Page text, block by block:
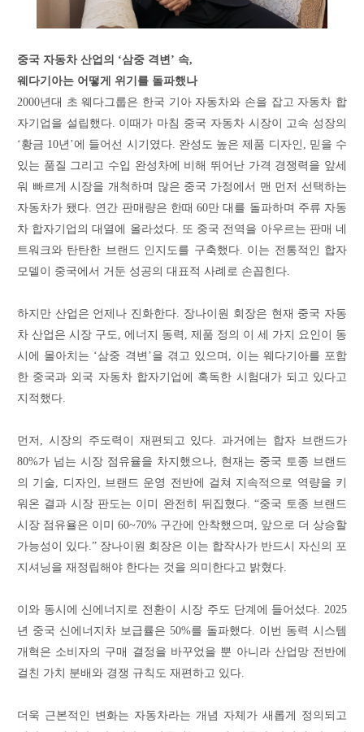
중국 자동차 산업의 ‘삼중 격변’ 속,
웨다기아는 어떻게 위기를 돌파했나
2000년대 초 웨다그룹은 한국 기아 자동차와 손을 잡고 자동차 합
자기업을 설립했다. 이때가 마침 중국 자동차 시장이 고속 성장의
‘황금 10년’에 들어선 시기였다. 완성도 높은 제품 디자인, 믿을 수
있는 품질 그리고 수입 완성차에 비해 뛰어난 가격 경쟁력을 앞세
워 빠르게 시장을 개척하며 많은 중국 가정에서 맨 먼저 선택하는
자동차가 됐다. 연간 판매량은 한때 60만 대를 돌파하며 주류 자동
차 합자기업의 대열에 올라섰다. 또 중국 전역을 아우르는 판매 네
트워크와 탄탄한 브랜드 인지도를 구축했다. 이는 전통적인 합자
모델이 중국에서 거둔 성공의 대표적 사례로 손꼽힌다.
하지만 산업은 언제나 진화한다. 장나이원 회장은 현재 중국 자동
차 산업은 시장 구도, 에너지 동력, 제품 정의 이 세 가지 요인이 동
시에 몰아치는 ‘삼중 격변’을 겪고 있으며, 이는 웨다기아를 포함
한 중국과 외국 자동차 합자기업에 혹독한 시험대가 되고 있다고
지적했다.
먼저, 시장의 주도력이 재편되고 있다. 과거에는 합자 브랜드가
80%가 넘는 시장 점유율을 차지했으나, 현재는 중국 토종 브랜드
의 기술, 디자인, 브랜드 운영 전반에 걸쳐 지속적으로 역량을 키
워온 결과 시장 판도는 이미 완전히 뒤집혔다. “중국 토종 브랜드
시장 점유율은 이미 60~70% 구간에 안착했으며, 앞으로 더 상승할
가능성이 있다.” 장나이원 회장은 이는 합작사가 반드시 자신의 포
지셔닝을 재정립해야 한다는 것을 의미한다고 밝혔다.
이와 동시에 신에너지로 전환이 시장 주도 단계에 들어섰다. 2025
년 중국 신에너지차 보급률은 50%를 돌파했다. 이번 동력 시스템
개혁은 소비자의 구매 결정을 바꾸었을 뿐 아니라 산업망 전반에
걸친 가치 분배와 경쟁 규칙도 재편하고 있다.
더욱 근본적인 변화는 자동차라는 개념 자체가 새롭게 정의되고